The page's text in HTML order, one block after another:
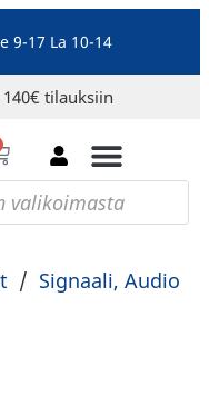
9-17 La 10-14
tilauksiin
/ Signaali, Audio